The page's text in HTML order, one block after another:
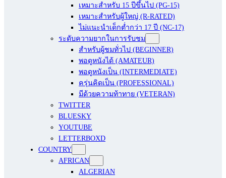
เหมาะสำหรับ 15 ปีขึ้นไป (PG-15)
เหมาะสำหรับผู้ใหญ่ (R-RATED)
ไม่แนะนำเด็กต่ำกว่า 17 ปี (NC-17)
ระดับความยากในการรับชม
สำหรับผู้ชมทั่วไป (BEGINNER)
พอดูหนังได้ (AMATEUR)
พอดูหนังเป็น (INTERMEDIATE)
ครุ่นคิดเป็น (PROFESSIONAL)
มีด้วยความท้าทาย (VETERAN)
TWITTER
BLUESKY
YOUTUBE
LETTERBOXD
COUNTRY
AFRICAN
ALGERIAN